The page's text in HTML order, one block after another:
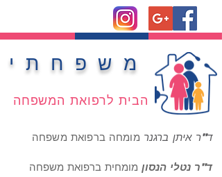
ד"ר נטלי הנסון מומחית ברפואת משפחה
משפחתי
הבית לרפואת המשפחה
ד"ר איתן ברגנר מומחה ברפואת משפחה